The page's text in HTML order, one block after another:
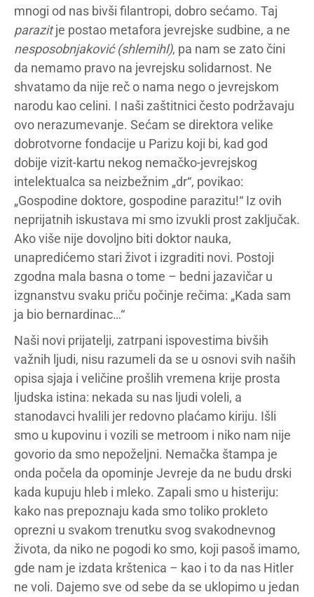
mnogi od nas bivši filantropi, dobro sećamo. Taj
parazitje postao metafora jevrejske sudbine, a ne
nesposobnjaković (shlemihl), pa nam se zato čini
da nemamo pravo na jevrejsku solidarnost. Ne
shvatamo da nije reč o nama nego o jevrejskom
narodu kao celini. I naši zaštitnici često podržavaju
ovo nerazumevanje. Sećam se direktora velike
dobrotvorne fondacije u Parizu koji bi, kad god
dobije vizit-kartu nekog nemačko-jevrejskog
intelektualca sa neizbežnim „dr“, povikao:
„Gospodine doktore, gospodine parazitu!“ Iz ovih
neprijatnih iskustava mi smo izvukli prost zaključak.
Ako više nije dovoljno biti doktor nauka,
unapredićemo stari život i izgraditi novi. Postoji
zgodna mala basna o tome – bedni jazavičar u
izgnanstvu svaku priču počinje rečima: „Kada sam
ja bio bernardinac…“
Naši novi prijatelji, zatrpani ispovestima bivših
važnih ljudi, nisu razumeli da se u osnovi svih naših
opisa sjaja i veličine prošlih vremena krije prosta
ljudska istina: nekada su nas ljudi voleli, a
stanodavci hvalili jer redovno plaćamo kiriju. Išli
smo u kupovinu i vozili se metroom i niko nam nije
govorio da smo nepoželjni. Nemačka štampa je
onda počela da opominje Jevreje da ne budu drski
kada kupuju hleb i mleko. Zapali smo u histeriju:
kako nas prepoznaju kada smo toliko prokleto
oprezni u svakom trenutku svog svakodnevnog
života, da niko ne pogodi ko smo, koji pasoš imamo,
gde nam je izdata krštenica – kao i to da nas Hitler
ne voli. Dajemo sve od sebe da se uklopimo u jedan